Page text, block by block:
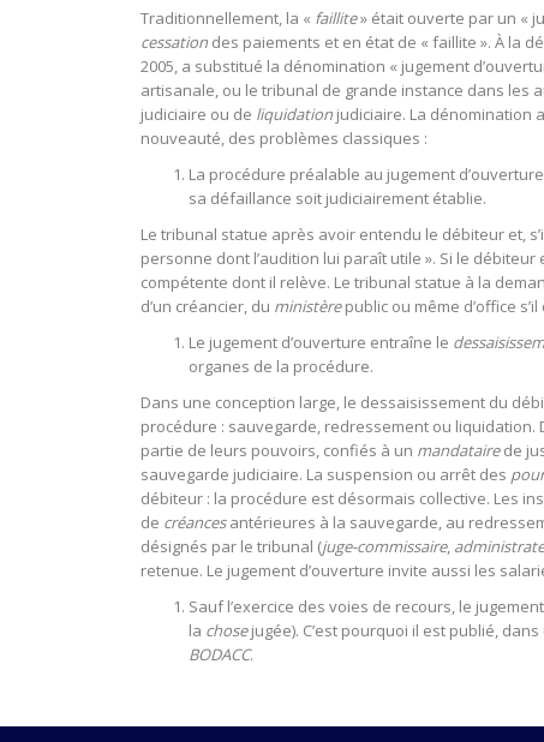
Traditionnellement, la « faillite» était ouverte par un «
cessation des paiements et en état de « faillite ». À la
2005, a substitué la dénomination « jugement
artisanale, ou le tribunal de grande instance dans les
judiciaire ou de liquidation judiciaire. La dénomination
nouveauté, des problèmes classiques :
La procédure préalable au jugement
sa défaillance soit judiciairement établie.
Le tribunal statue après avoir entendu le débiteur et,
personne dont l’audition lui paraît utile ». Si le
compétente dont il relève. Le tribunal statue à la
d’un créancier, du ministèrepublic ou même d’office
Le jugement d’ouverture entraîne le
organes de la procédure.
Dans une conception large, le dessaisissement du
procédure : sauvegarde, redressement ou
partie de leurs pouvoirs, confiés à un mandatairede
sauvegarde judiciaire. La suspension ou arrêt des
débiteur : la procédure est désormais collective. Les
de créancesantérieures à la sauvegarde, au
désignés par le tribunal (juge-commissaire,
retenue. Le jugement d’ouverture invite aussi les
Sauf l’exercice des voies de recours, le
la chosejugée). C’est pourquoi il est publié,
BODACC.